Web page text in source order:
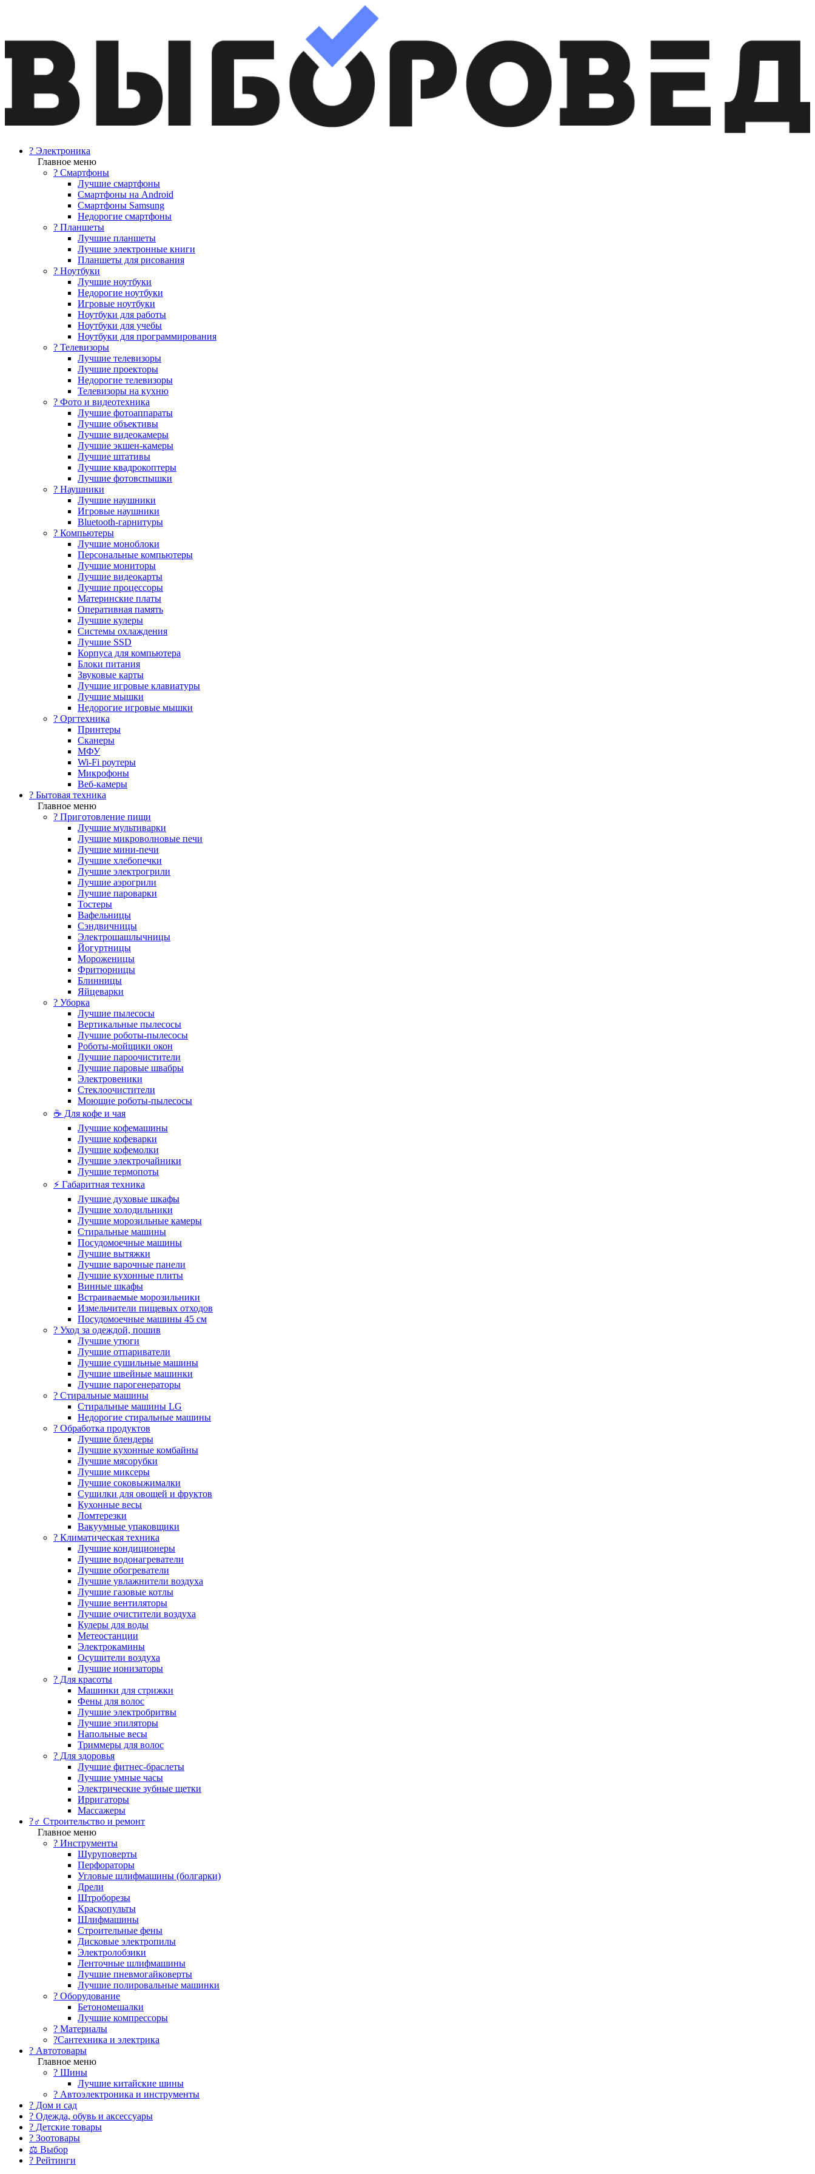
? Электроника
Главное меню
? Смартфоны
Лучшие смартфоны
Смартфоны на Android
Смартфоны Samsung
Недорогие смартфоны
? Планшеты
Лучшие планшеты
Лучшие электронные книги
Планшеты для рисования
? Ноутбуки
Лучшие ноутбуки
Недорогие ноутбуки
Игровые ноутбуки
Ноутбуки для работы
Ноутбуки для учебы
Ноутбуки для программирования
? Телевизоры
Лучшие телевизоры
Лучшие проекторы
Недорогие телевизоры
Телевизоры на кухню
? Фото и видеотехника
Лучшие фотоаппараты
Лучшие объективы
Лучшие видеокамеры
Лучшие экшен-камеры
Лучшие штативы
Лучшие квадрокоптеры
Лучшие фотовспышки
? Наушники
Лучшие наушники
Игровые наушники
Bluetooth-гарнитуры
?️ Компьютеры
Лучшие моноблоки
Персональные компьютеры
Лучшие мониторы
Лучшие видеокарты
Лучшие процессоры
Материнские платы
Оперативная память
Лучшие кулеры
Системы охлаждения
Лучшие SSD
Корпуса для компьютера
Блоки питания
Звуковые карты
Лучшие игровые клавиатуры
Лучшие мышки
Недорогие игровые мышки
?️ Оргтехника
Принтеры
Сканеры
МФУ
Wi-Fi роутеры
Микрофоны
Веб-камеры
? Бытовая техника
Главное меню
? Приготовление пищи
Лучшие мультиварки
Лучшие микроволновые печи
Лучшие мини-печи
Лучшие хлебопечки
Лучшие электрогрили
Лучшие аэрогрили
Лучшие пароварки
Тостеры
Вафельницы
Сэндвичницы
Электрошашлычницы
Йогуртницы
Мороженицы
Фритюрницы
Блинницы
Яйцеварки
? Уборка
Лучшие пылесосы
Вертикальные пылесосы
Лучшие роботы-пылесосы
Роботы-мойщики окон
Лучшие пароочистители
Лучшие паровые швабры
Электровеники
Стеклоочистители
Моющие роботы-пылесосы
☕ Для кофе и чая
Лучшие кофемашины
Лучшие кофеварки
Лучшие кофемолки
Лучшие электрочайники
Лучшие термопоты
⚡ Габаритная техника
Лучшие духовые шкафы
Лучшие холодильники
Лучшие морозильные камеры
Стиральные машины
Посудомоечные машины
Лучшие вытяжки
Лучшие варочные панели
Лучшие кухонные плиты
Винные шкафы
Встраиваемые морозильники
Измельчители пищевых отходов
Посудомоечные машины 45 см
? Уход за одеждой, пошив
Лучшие утюги
Лучшие отпариватели
Лучшие сушильные машины
Лучшие швейные машинки
Лучшие парогенераторы
? Стиральные машины
Стиральные машины LG
Недорогие стиральные машины
? Обработка продуктов
Лучшие блендеры
Лучшие кухонные комбайны
Лучшие мясорубки
Лучшие миксеры
Лучшие соковыжималки
Сушилки для овощей и фруктов
Кухонные весы
Ломтерезки
Вакуумные упаковщики
?️ Климатическая техника
Лучшие кондиционеры
Лучшие водонагреватели
Лучшие обогреватели
Лучшие увлажнители воздуха
Лучшие газовые котлы
Лучшие вентиляторы
Лучшие очистители воздуха
Кулеры для воды
Метеостанции
Электрокамины
Осушители воздуха
Лучшие ионизаторы
? Для красоты
Машинки для стрижки
Фены для волос
Лучшие электробритвы
Лучшие эпиляторы
Напольные весы
Триммеры для волос
? Для здоровья
Лучшие фитнес-браслеты
Лучшие умные часы
Электрические зубные щетки
Ирригаторы
Массажеры
?‍♂️ Строительство и ремонт
Главное меню
?️ Инструменты
Шуруповерты
Перфораторы
Угловые шлифмашины (болгарки)
Дрели
Штроборезы
Краскопульты
Шлифмашины
Строительные фены
Дисковые электропилы
Электролобзики
Ленточные шлифмашины
Лучшие пневмогайковерты
Лучшие полировальные машинки
?️ Оборудование
Бетономешалки
Лучшие компрессоры
? Материалы
?Сантехника и электрика
? Автотовары
Главное меню
? Шины
Лучшие китайские шины
? Автоэлектроника и инструменты
? Дом и сад
? Одежда, обувь и аксессуары
? Детские товары
? Зоотовары
⚖ Выбор
? Рейтинги